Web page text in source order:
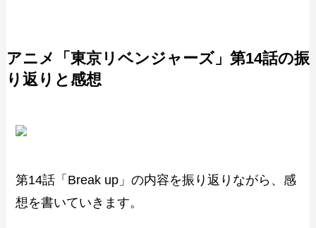
アニメ「東京リベンジャーズ」第14話の振
り返りと感想
第14話「Break up」の内容を振り返りながら、感
想を書いていきます。